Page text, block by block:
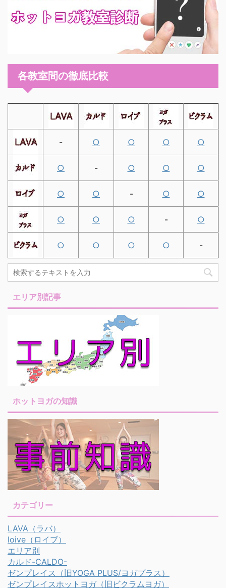
各教室間の徹底比較
- ○ ○ ○ ○
○ - ○ ○ ○
○ ○ - ○ ○
○ ○ ○ - ○
○ ○ ○ ○ -
エリア別記事
ホットヨガの知識
カテゴリー
LAVA（ラバ）
loive（ロイブ）
エリア別
カルド-CALDO-
ゼンプレイス（旧YOGA PLUS/ヨガプラス）
ゼンプレイスホットヨガ（旧ビクラムヨガ）